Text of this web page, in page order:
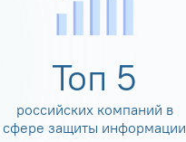
Топ 5
российских компаний в
сфере защиты информации